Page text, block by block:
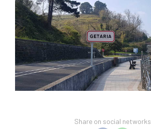
Share on social networks